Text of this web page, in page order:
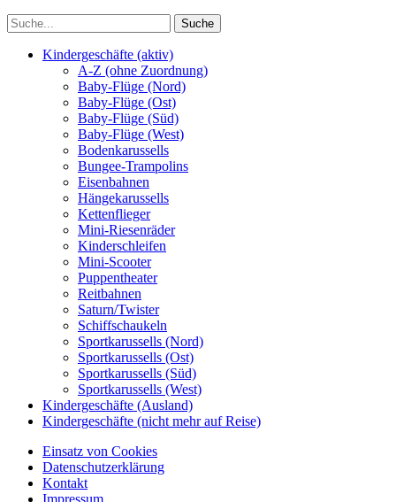
Kindergeschäfte (aktiv)
A-Z (ohne Zuordnung)
Baby-Flüge (Nord)
Baby-Flüge (Ost)
Baby-Flüge (Süd)
Baby-Flüge (West)
Bodenkarussells
Bungee-Trampolins
Eisenbahnen
Hängekarussells
Kettenflieger
Mini-Riesenräder
Kinderschleifen
Mini-Scooter
Puppentheater
Reitbahnen
Saturn/Twister
Schiffschaukeln
Sportkarussells (Nord)
Sportkarussells (Ost)
Sportkarussells (Süd)
Sportkarussells (West)
Kindergeschäfte (Ausland)
Kindergeschäfte (nicht mehr auf Reise)
Einsatz von Cookies
Datenschutzerklärung
Kontakt
Impressum